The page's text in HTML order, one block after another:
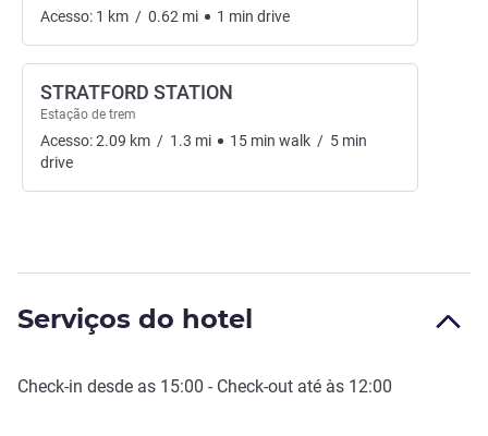
Acesso: 1 km / 0.62 mi 1 min drive
STRATFORD STATION
Estação de trem
Acesso:2.09 km / 1.3 mi 15 min walk / 5 min
drive
Serviços do hotel
Check-in desde as 15:00 - Check-out até às 12:00